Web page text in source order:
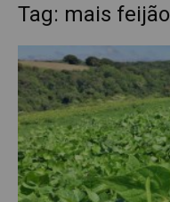
Tag: mais feijão